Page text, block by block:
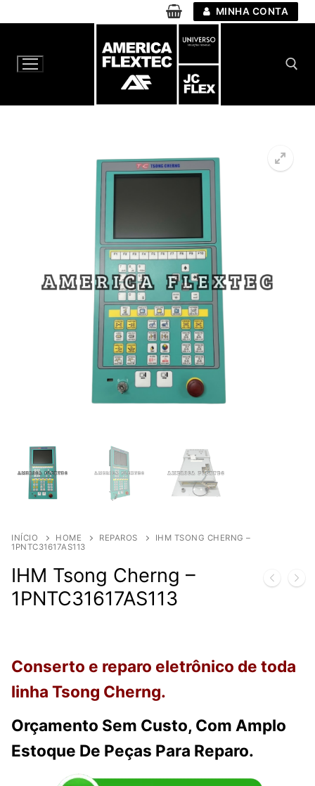
para
conteúdo
MINHA CONTA
INÍCIO HOME REPAROS
IHM TSONG CHERNG –
1PNTC31617AS113
IHM Tsong Cherng –
1PNTC31617AS113
Conserto e reparo eletrônico de toda
linha Tsong Cherng.
Orçamento Sem Custo, Com Amplo
Estoque De Peças Para Reparo.